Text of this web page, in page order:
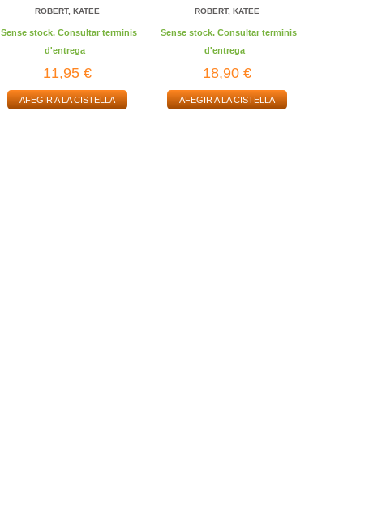
ROBERT, KATEE
Sense stock. Consultar terminis
d'entrega
11,95 €
AFEGIR A LA CISTELLA
ROBERT, KATEE
Sense stock. Consultar terminis
d'entrega
18,90 €
AFEGIR A LA CISTELLA